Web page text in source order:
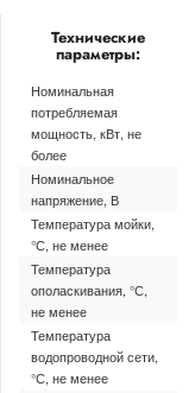
Технические
параметры:
Номинальная
потребляемая
мощность, кВт, не
более
Номинальное
напряжение, В
Температура мойки,
°С, не менее
Температура
ополаскивания, °С,
не менее
Температура
водопроводной сети,
°С, не менее